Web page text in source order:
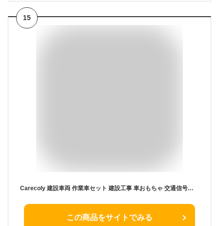
15
Carecoly 建設車両 作業車セット 建設工事 車おもちゃ 交通信号機付き 乗せて運ぶ 人気 はたらく車 工事カー 贈り物 クリスマス 誕生日のプレゼント
この商品をサイトでみる